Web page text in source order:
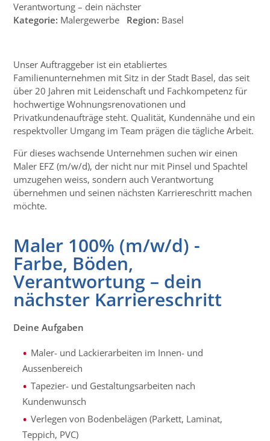
Verantwortung – dein nächster
Kategorie: Malergewerbe Region: Basel
Unser Auftraggeber ist ein etabliertes
Familienunternehmen mit Sitz in der Stadt Basel, das seit
über 20 Jahren mit Leidenschaft und Fachkompetenz für
hochwertige Wohnungsrenovationen und
Privatkundenaufträge steht. Qualität, Kundennähe und ein
respektvoller Umgang im Team prägen die tägliche Arbeit.
Für dieses wachsende Unternehmen suchen wir einen
Maler EFZ (m/w/d), der nicht nur mit Pinsel und Spachtel
umzugehen weiss, sondern auch Verantwortung
übernehmen und seinen nächsten Karriereschritt machen
möchte.
Maler 100% (m/w/d) -
Farbe, Böden,
Verantwortung – dein
nächster Karriereschritt
Deine Aufgaben
Maler- und Lackierarbeiten im Innen- und
Aussenbereich
Tapezier- und Gestaltungsarbeiten nach
Kundenwunsch
Verlegen von Bodenbelägen (Parkett, Laminat,
Teppich, PVC)